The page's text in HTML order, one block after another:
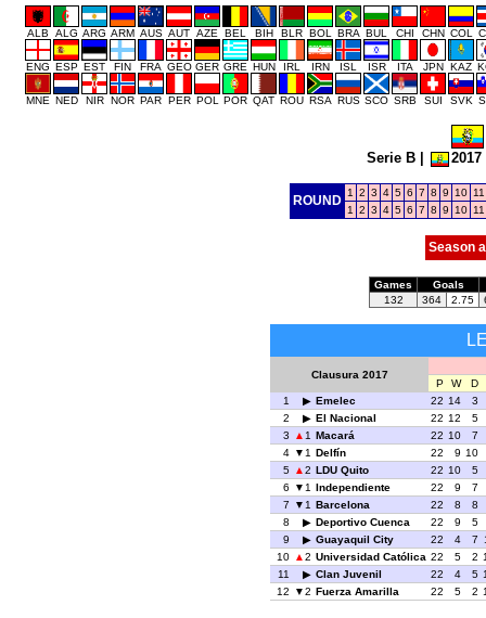
ALB ALG ARG ARM AUS AUT AZE BEL BIH BLR BOL BRA BUL CHI CHN COL
ENG ESP EST FIN FRA GEO GER GRE HUN IRL IRN ISL ISR ITA JPN KAZ
MNE NED NIR NOR PAR PER POL POR QAT ROU RSA RUS SCO SRB SUI SVK
Serie B| 2017
ROUND
1 2 3 4 5 6 7 8 9 10 11
1
2 3 4 5 6 7 8 9 10 11
Season
Games
Goals
132
364 2.75
Clausura 2017
P W
D
1
Emelec 22 14
3
2
El Nacional 22 12
5
3
1 Macará 22 10
7
4
1 Delfín 22 9 10
5
2 LDU Quito 22 10
5
6
1 Independiente 22 9
7
7
1 Barcelona 22 8
8
8
Deportivo Cuenca 22 9
5
9
Guayaquil City 22 4 7
10
2 Universidad Católica 22 5 2
11
Clan Juvenil 22 4 5
12
2 Fuerza Amarilla 22 5 2